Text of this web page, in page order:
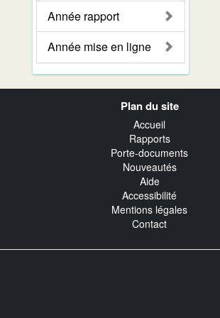
Année rapport
Année mise en ligne
Plan du site
Accueil
Rapports
Porte-documents
Nouveautés
Aide
Accessibilité
Mentions légales
Contact